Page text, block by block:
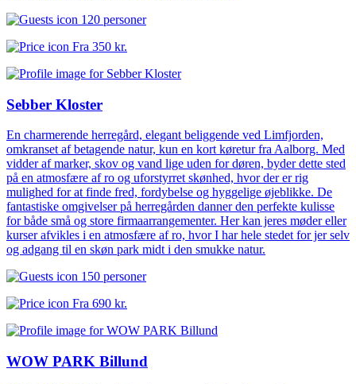
120 personer
Fra 350 kr.
Sebber Kloster
En charmerende herregård, elegant beliggende ved Limfjorden,
omkranset af betagende natur, kun en kort køretur fra Aalborg. Med
vidder af marker, skov og vand lige uden for døren, byder dette sted
på en atmosfære af ro og uforstyrret skønhed, hvor der er rig
mulighed for at finde fred, fordybelse og hyggelige øjeblikke. De
fantastiske omgivelser på herregården danner den perfekte kulisse
for både små og store firmaarrangementer. Her kan jeres møder eller
kurser afvikles i en atmosfære af ro, hvor I har hele stedet for jer selv
og adgang til en skøn park midt i den smukke natur.
150 personer
Fra 690 kr.
WOW PARK Billund